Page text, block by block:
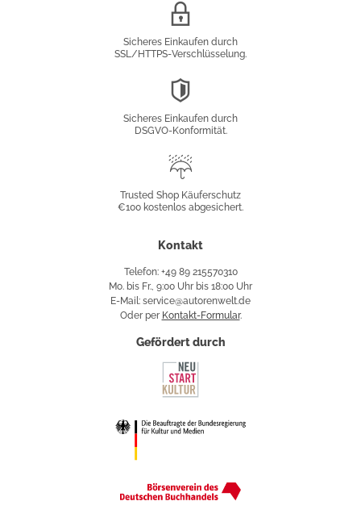
Sicheres Einkaufen durch
SSL/HTTPS-Verschlüsselung.
Sicheres Einkaufen durch
DSGVO-Konformität.
Käuferschutz
Trusted Shop Käuferschutz
€100 kostenlos abgesichert.
Kontakt
Telefon: +49 89 215570310
Mo. bis Fr., 9:00 Uhr bis 18:00 Uhr
E-Mail: service@autorenwelt.de
Oder per Kontakt-Formular.
Gefördert durch